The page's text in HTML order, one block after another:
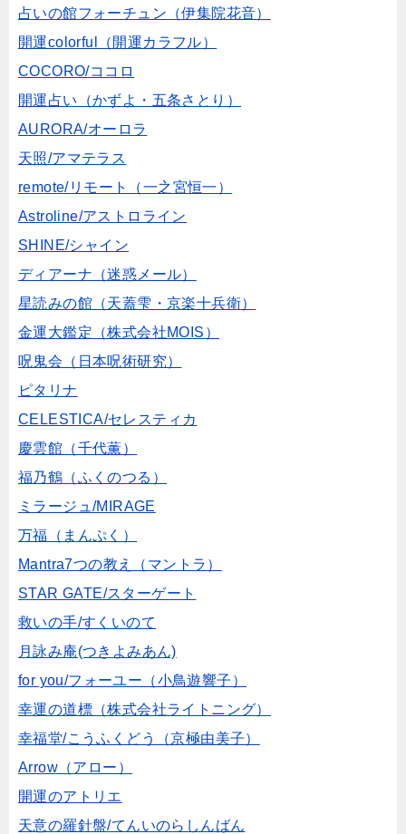
占いの館フォーチュン（伊集院花音）
開運colorful（開運カラフル）
COCORO/ココロ
開運占い（かずよ・五条さとり）
AURORA/オーロラ
天照/アマテラス
remote/リモート（一之宮恒一）
Astroline/アストロライン
SHINE/シャイン
ディアーナ（迷惑メール）
星読みの館（天蓋雫・京楽十兵衛）
金運大鑑定（株式会社MOIS）
呪鬼会（日本呪術研究）
ピタリナ
CELESTICA/セレスティカ
慶雲館（千代薫）
福乃鶴（ふくのつる）
ミラージュ/MIRAGE
万福（まんぷく）
Mantra7つの教え（マントラ）
STAR GATE/スターゲート
救いの手/すくいのて
月詠み庵(つきよみあん)
for you/フォーユー（小鳥遊響子）
幸運の道標（株式会社ライトニング）
幸福堂/こうふくどう（京極由美子）
Arrow（アロー）
開運のアトリエ
天意の羅針盤/てんいのらしんばん